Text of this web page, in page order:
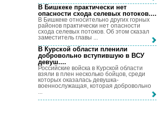
В Бишкеке практически нет
опасности схода селевых потоков....
В Бишкеке относительно других горных
районов практически нет опасности
схода селевых потоков. Об этом сказал
заместитель главы ...
В Курской области пленили
добровольно вступившую в ВСУ
девуш....
Российские войска в Курской области
взяли в плен несколько бойцов, среди
которых оказалась девушка-
военнослужащая, которая добровольно
...